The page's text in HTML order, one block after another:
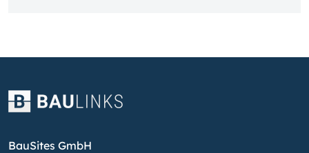
BauSites GmbH